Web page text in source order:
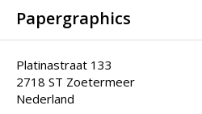
Papergraphics
Platinastraat 133
2718 ST Zoetermeer
Nederland